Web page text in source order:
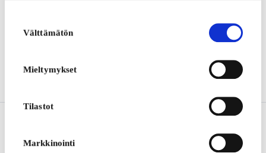
suostumuksesi. Kun käytämme evästeitä, käsittelemme IP-
osoitettasi lyhyesti. IP-osoite voidaan jakaa sosiaalisen
Voit lukea lisää evästeiden käytöstämme ja siihen
valinta
Välttämätön
Mieltymykset
Tilastot
Markkinointi
Fashioncheque FI
Muodikas lahjakortti